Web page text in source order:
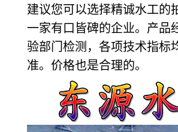
建议您可以选择精诚水工的
一家有口皆碑的企业。产品
验部门检测，各项技术指标
准。价格也是合理的。